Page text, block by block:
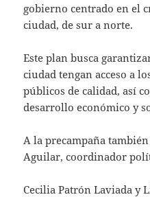
gobierno centrado en el
ciudad, de sur a norte.
Este plan busca
ciudad tengan acceso a
públicos de calidad, así
desarrollo económico y
A la precampaña
Aguilar, coordinador
Cecilia Patrón Laviada y